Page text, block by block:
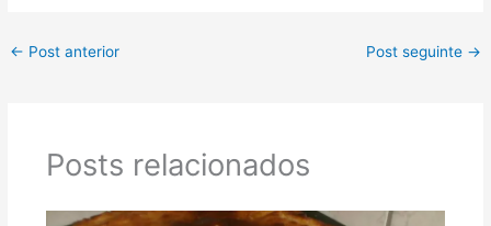
← Post anterior Post seguinte →
Posts relacionados